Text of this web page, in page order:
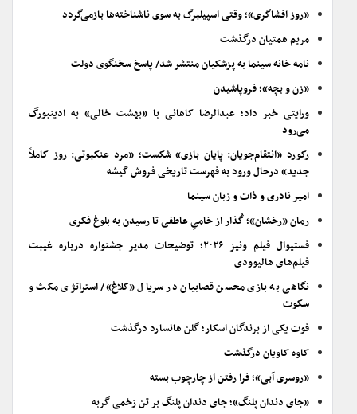
«روز افشاگری»؛ وقتی اسپیلبرگ به سوی ناشناخته‌ها بازمی‌گردد
مریم همتیان درگذشت
نامه خانه سینما به پزشکیان منتشر شد/ پاسخ سخنگوی دولت
«زن و بچه»؛ فروپاشیدن
ورایتی خبر داد؛ عبدالرضا کاهانی با «بهشت خالی» به ادینبورگ
می‌رود
رکورد «انتقام‌جویان: پایان بازی» شکست؛ «مرد عنکبوتی: روز کاملاً
جدید» درحال ورود به فهرست تاریخی فروش گیشه
امیر نادری و ذات و زبان سینما
رمان «رخشان»؛ گُذار از خامیِ عاطفی تا رسیدن به بلوغ فکری
فستیوال فیلم ونیز ۲۰۲۶؛ توضیحات مدیر جشنواره درباره غیبت
فیلم‌های هالیوودی
نگاهی به بازی محسن قصابیان در سریال «کلاغ»/ استراتژی مکث و
سکوت
فوت یکی از برندگان اسکار؛ گلن هانسارد درگذشت
کاوه کاویان درگذشت
«روسری آبی»؛ فرا رفتن از چارچوب بسته
«جای دندان پلنگ»؛ جای دندان پلنگ بر تن زخمی گربه